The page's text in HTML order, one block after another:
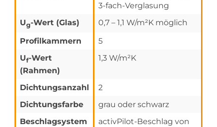
3-fach-Verglasung
Ug-Wert (Glas)
0,7 – 1,1 W/m²K möglich
Profilkammern
5
Uf-Wert
(Rahmen)
1,3 W/m²K
Dichtungsanzahl
2
Dichtungsfarbe
grau oder schwarz
Beschlagsystem
activPilot-Beschlag von